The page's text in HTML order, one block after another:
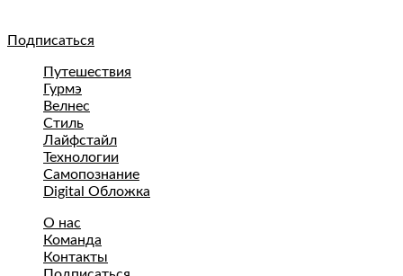
Подписаться
Путешествия
Гурмэ
Велнес
Стиль
Лайфстайл
Технологии
Самопознание
Digital Обложка
О нас
Команда
Контакты